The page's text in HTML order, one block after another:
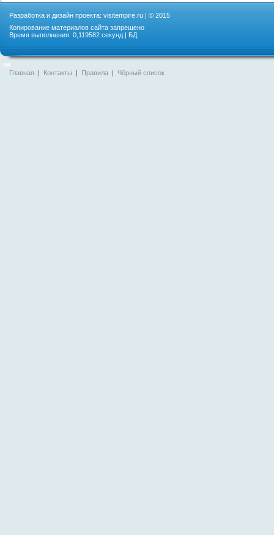
Разработка и дизайн проекта: visitempire.ru | © 2015
Копирование материалов сайта запрещено
Время выполнения: 0,119582 секунд | БД:
Главная | Контакты | Правила | Чёрный список